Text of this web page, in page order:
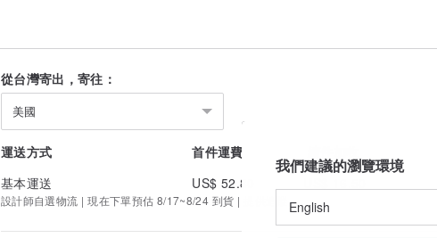
從台灣寄出，寄往：
美國
運送方式 首件運費
基本運送
US$ 52.80
設計師自選物流 | 現在下單預估 8/17~8/24 到貨 | 提供追蹤
我們建議的瀏覽環境